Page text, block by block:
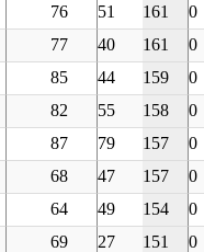
76 51 161 0
77 40 161 0
85 44 159 0
82 55 158 0
87 79 157 0
68 47 157 0
64 49 154 0
69 27 151 0